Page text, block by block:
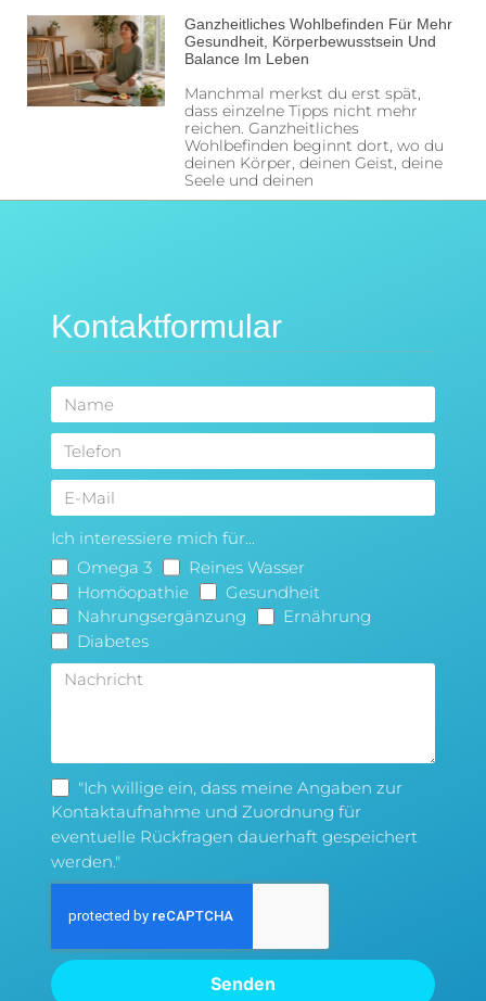
Ganzheitliches Wohlbefinden Für Mehr
Gesundheit, Körperbewusstsein Und
Balance Im Leben
Manchmal merkst du erst spät,
dass einzelne Tipps nicht mehr
reichen. Ganzheitliches
Wohlbefinden beginnt dort, wo du
deinen Körper, deinen Geist, deine
Seele und deinen
Kontaktformular
Ich interessiere mich für...
Omega 3
Reines Wasser
Homöopathie
Gesundheit
Nahrungsergänzung
Ernährung
Diabetes
"Ich willige ein, dass meine Angaben zur
Kontaktaufnahme und Zuordnung für
eventuelle Rückfragen dauerhaft gespeichert
werden."
Senden